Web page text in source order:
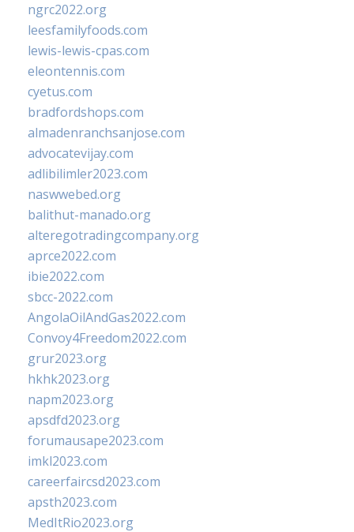
ngrc2022.org
leesfamilyfoods.com
lewis-lewis-cpas.com
eleontennis.com
cyetus.com
bradfordshops.com
almadenranchsanjose.com
advocatevijay.com
adlibilimler2023.com
naswwebed.org
balithut-manado.org
alteregotradingcompany.org
aprce2022.com
ibie2022.com
sbcc-2022.com
AngolaOilAndGas2022.com
Convoy4Freedom2022.com
grur2023.org
hkhk2023.org
napm2023.org
apsdfd2023.org
forumausape2023.com
imkl2023.com
careerfaircsd2023.com
apsth2023.com
MedItRio2023.org